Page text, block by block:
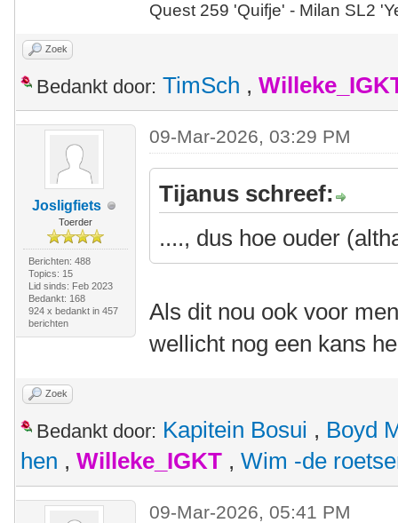
Quest 259 'Quifje' - Milan SL2
Zoek
Bedankt door: TimSch ,
Josligfiets
Toerder
Berichten: 488
Topics: 15
Lid sinds: Feb 2023
Bedankt: 168
924 x bedankt in 457
berichten
09-Mar-2026, 03:29 PM
Tijanus schreef:
...., dus hoe ouder
Als dit nou ook voor
wellicht nog een kans
Zoek
Bedankt door: Kapitein Bosui , Boyd
hen , Willeke_IGKT , Wim -de
09-Mar-2026, 05:41 PM